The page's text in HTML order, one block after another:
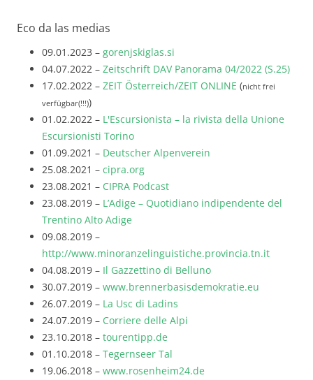
Eco da las medias
09.01.2023 – gorenjskiglas.si
04.07.2022 – Zeitschrift DAV Panorama 04/2022 (S.25)
17.02.2022 – ZEIT Österreich/ZEIT ONLINE (nicht frei
verfügbar(!!!))
01.02.2022 – L'Escursionista – la rivista della Unione
Escursionisti Torino
01.09.2021 – Deutscher Alpenverein
25.08.2021 – cipra.org
23.08.2021 – CIPRA Podcast
23.08.2019 – L’Adige – Quotidiano indipendente del
Trentino Alto Adige
09.08.2019 –
http://www.minoranzelinguistiche.provincia.tn.it
04.08.2019 – Il Gazzettino di Belluno
30.07.2019 – www.brennerbasisdemokratie.eu
26.07.2019 – La Usc di Ladins
24.07.2019 – Corriere delle Alpi
23.10.2018 – tourentipp.de
01.10.2018 – Tegernseer Tal
19.06.2018 – www.rosenheim24.de